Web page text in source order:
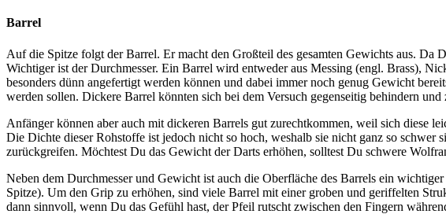
Barrel
Auf die Spitze folgt der Barrel. Er macht den Großteil des gesamten Gewichts aus.
Wichtiger ist der Durchmesser. Ein Barrel wird entweder aus Messing (engl. Brass),
besonders dünn angefertigt werden können und dabei immer noch genug Gewicht
werden sollen. Dickere Barrel könnten sich bei dem Versuch gegenseitig behindern
Anfänger können aber auch mit dickeren Barrels gut zurechtkommen, weil sich diese
Die Dichte dieser Rohstoffe ist jedoch nicht so hoch, weshalb sie nicht ganz so
zurückgreifen. Möchtest Du das Gewicht der Darts erhöhen, solltest Du schwere
Neben dem Durchmesser und Gewicht ist auch die Oberfläche des Barrels ein
Spitze). Um den Grip zu erhöhen, sind viele Barrel mit einer groben und geriffelten
dann sinnvoll, wenn Du das Gefühl hast, der Pfeil rutscht zwischen den Fingern